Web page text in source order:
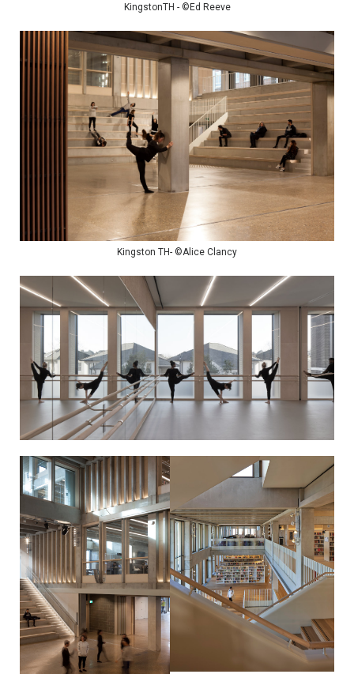
KingstonTH - ©Ed Reeve
Kingston TH- ©Alice Clancy